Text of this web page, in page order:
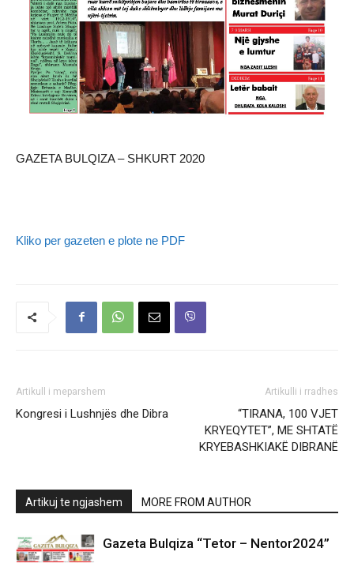
GAZETA BULQIZA – SHKURT 2020
Kliko per gazeten e plote ne PDF
Artikull i meparshem
Kongresi i Lushnjës dhe Dibra
Artikulli i rradhes
“TIRANA, 100 VJET
KRYEQYTET”, ME SHTATË
KRYEBASHKIAKË DIBRANË
Artikuj te ngjashem MORE FROM AUTHOR
Gazeta Bulqiza “Tetor – Nentor2024”